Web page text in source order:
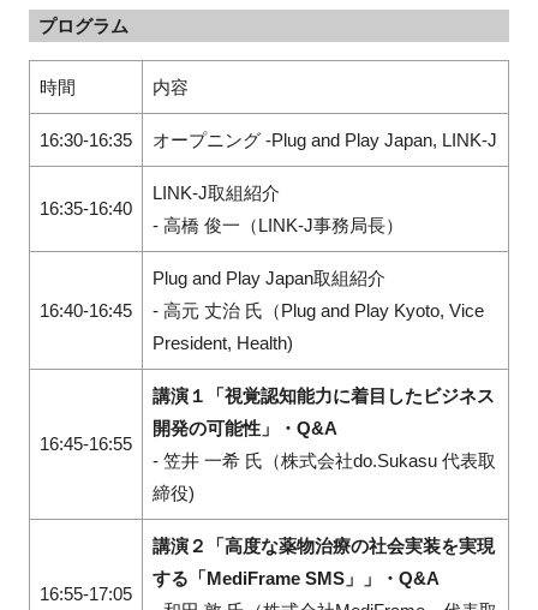
プログラム
時間 内容
16:30-16:35 オープニング -Plug and Play Japan, LINK-J
16:35-16:40
LINK-J取組紹介
- 高橋 俊一 （LINK-J事務局長）
16:40-16:45
Plug and Play Japan取組紹介
- 高元 丈治 氏（Plug and Play Kyoto, Vice
President, Health)
16:45-16:55
講演１「視覚認知能力に着目したビジネス
開発の可能性」・Q&A
- 笠井 一希 氏（株式会社do.Sukasu 代表取
締役)
16:55-17:05
講演２「高度な薬物治療の社会実装を実現
する「MediFrame SMS」」・Q&A